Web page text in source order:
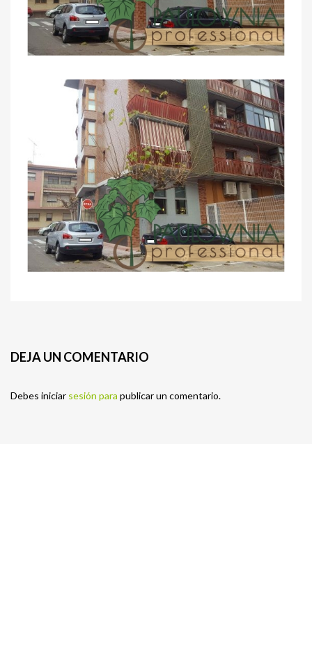
DEJA UN COMENTARIO
Debes iniciar sesión para publicar un comentario.